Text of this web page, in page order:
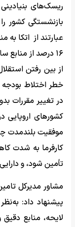
ریسک‌های
بازنشستگی کشور
عبارتند از اتکا به
۱۶ درصد از
از بین رفتن
خطر اختلاط
در تغییر مقررات
موفقیت بلندمدت
کارفرما به شدت
تأمین شود، و
مشاور مدیرکل
پیشنهاد داد: